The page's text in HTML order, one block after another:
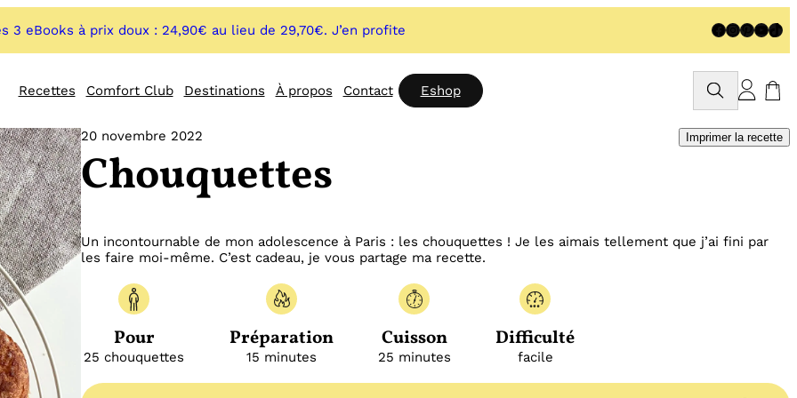
3 eBooks à prix doux : 24,90€ au lieu de 29,70€. J’en profite Facebook
Instagram
Recettes Comfort Club Destinations À propos Contact Eshop
Rechercher
20 novembre 2022 Imprimer la recette
Chouquettes
Un incontournable de mon adolescence à Paris : les chouquettes ! Je les aimais tellement que j’ai fini par
les faire moi-même. C’est cadeau, je vous partage ma recette.
Pour
25 chouquettes
Préparation
15 minutes
Cuisson
25 minutes
Difficulté
facile